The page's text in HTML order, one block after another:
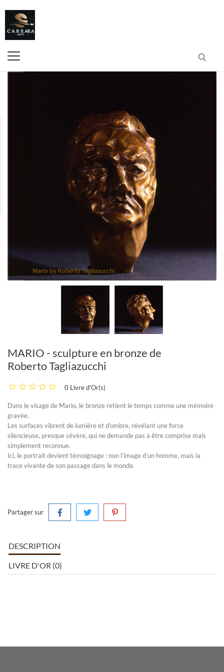
MARIO - sculpture en bronze de
Roberto Tagliazucchi
0 Livre d'Or(s)
Dans le visage de Mario, le bronze retient le temps comme une mémoire
gravée.
Les surfaces vibrent de lumière et d’ombre, révélant une force
silencieuse, presque sévère, qui ne demande pas à être comprise mais
simplement reconnue.
Ici, le portrait devient témoignage : non l’image d’un homme, mais la
trace vivante de son passage dans le monde.
Partager sur
DESCRIPTION
LIVRE D'OR (0)